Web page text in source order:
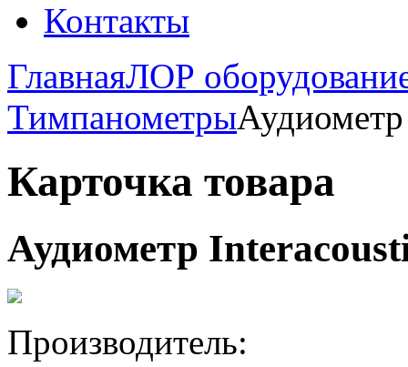
Контакты
ГлавнаяЛОР
Тимпанометры
Карточка товара
Аудиометр
Производитель: